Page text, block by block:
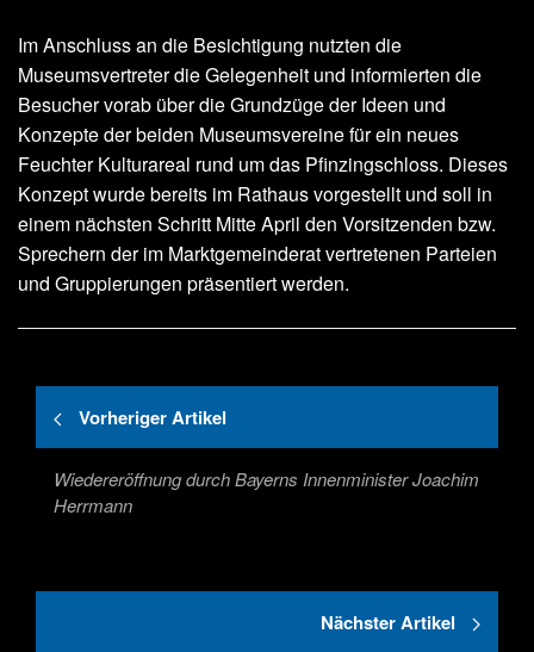
Im Anschluss an die Besichtigung nutzten die
Museumsvertreter die Gelegenheit und informierten die
Besucher vorab über die Grundzüge der Ideen und
Konzepte der beiden Museumsvereine für ein neues
Feuchter Kulturareal rund um das Pfinzingschloss. Dieses
Konzept wurde bereits im Rathaus vorgestellt und soll in
einem nächsten Schritt Mitte April den Vorsitzenden bzw.
Sprechern der im Marktgemeinderat vertretenen Parteien
und Gruppierungen präsentiert werden.
Vorheriger Artikel
Wiedereröffnung durch Bayerns Innenminister Joachim
Herrmann
Nächster Artikel